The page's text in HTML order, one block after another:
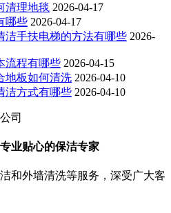
清理地毯 2026-04-17
哪些 2026-04-17
洁手扶电梯的方法有哪些 2026-
流程有哪些 2026-04-15
地板如何清洗 2026-04-10
洁方式有哪些 2026-04-10
业贴心的保洁专家
和外墙清洗等服务，深受广大客